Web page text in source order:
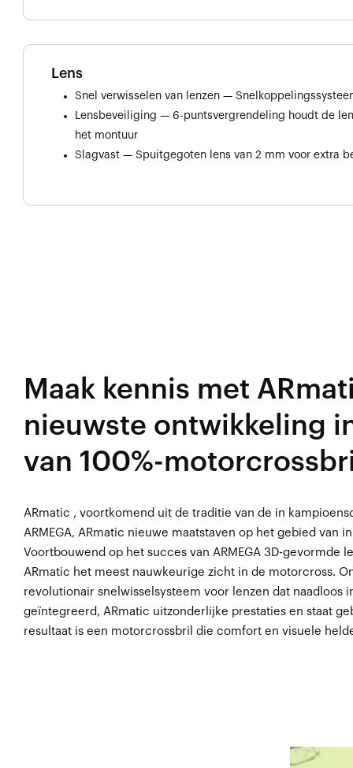
Lens
Snel verwisselen van lenzen —
Lensbeveiliging — 6-puntsvergrendeling houdt de
het montuur
Slagvast — Spuitgegoten lens van 2 mm voor extra
Maak kennis met
nieuwste ontwikkeling
van 100%-
ARmatic , voortkomend uit de traditie van de in
ARMEGA, ARmatic nieuwe maatstaven op het gebied van
Voortbouwend op het succes van ARMEGA 3D-gevormde
ARmatic het meest nauwkeurige zicht in de motorcross.
revolutionair snelwisselsysteem voor lenzen dat naadloos
geïntegreerd, ARmatic uitzonderlijke prestaties en staat
resultaat is een motorcrossbril die comfort en visuele